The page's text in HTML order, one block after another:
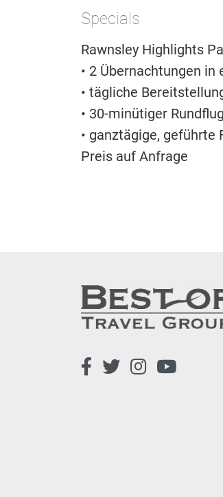
Specials
Rawnsley Highlights
• 2 Übernachtungen
• tägliche
• 30-minütiger
• ganztägige, geführte
Preis auf Anfrage